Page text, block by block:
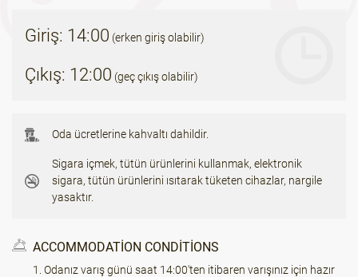
Giriş: 14:00 (erken giriş olabilir)
Çıkış: 12:00 (geç çıkış olabilir)
Oda ücretlerine kahvaltı dahildir.
Sigara içmek, tütün ürünlerini kullanmak, elektronik
sigara, tütün ürünlerini ısıtarak tüketen cihazlar, nargile
yasaktır.
ACCOMMODATION CONDITIONS
Odanız varış günü saat 14:00'ten itibaren varışınız için hazır